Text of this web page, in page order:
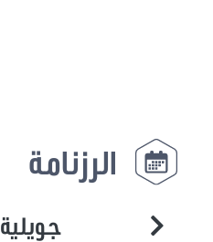
الرزنامة
جويلية 2021